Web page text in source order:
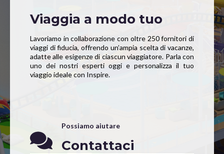
Viaggia a modo tuo
Lavoriamo in collaborazione con oltre 250 fornitori di
viaggi di fiducia, offrendo un’ampia scelta di vacanze,
adatte alle esigenze di ciascun viaggiatore. Parla con
uno dei nostri esperti oggi e personalizza il tuo
viaggio ideale con Inspire.
Possiamo aiutare
Contattaci